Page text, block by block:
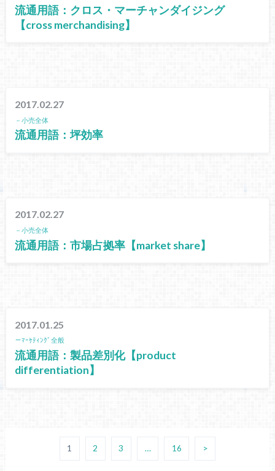
流通用語：クロス・マーチャンダイジング
【cross merchandising】
2017.02.27
－小売全体
流通用語：坪効率
2017.02.27
－小売全体
流通用語：市場占拠率【market share】
2017.01.25
－ﾏｰｹﾃｨﾝｸﾞ全般
流通用語：製品差別化【product
differentiation】
1 2 3 … 16 >